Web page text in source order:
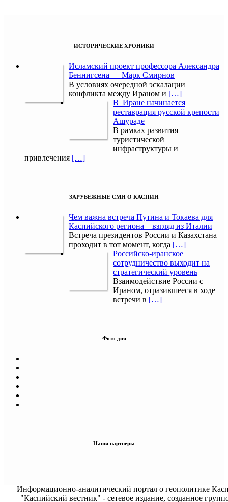
ИСТОРИЧЕСКИЕ ХРОНИКИ
Исламский проект профессора Александра
Беннигсена — Марк Смирнов
В условиях очередной эскалации
конфликта между Ираном и […]
В Иране начинается
реставрация русской крепости
Ашураде
В рамках развития
туристической
инфраструктуры и
привлечения […]
ЗАРУБЕЖНЫЕ СМИ О КАСПИИ
Чем важна встреча Путина и Токаева для
Каспийского региона – взгляд из Италии
Встреча президентов России и Казахстана
проходит в тот момент, когда […]
Российско-иранское
сотрудничество выходит на
стратегический уровень
Взаимодействие России с
Ираном, отразившееся в ходе
встречи в […]
Фото дня
Наши партнеры
Информационно-аналитический портал о геополитике
"Каспийский вестник" - сетевое издание, созданное